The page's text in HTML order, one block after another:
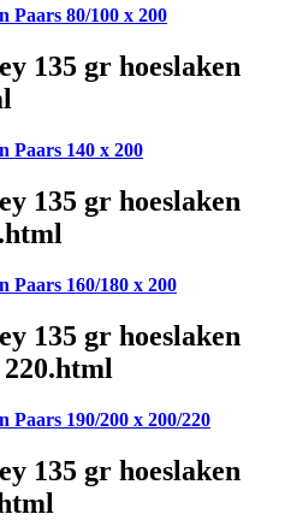
Paars 80/100 x 200
135 gr hoeslaken
Paars 140 x 200
135 gr hoeslaken
Paars 160/180 x 200
135 gr hoeslaken
220.html
Paars 190/200 x 200/220
135 gr hoeslaken